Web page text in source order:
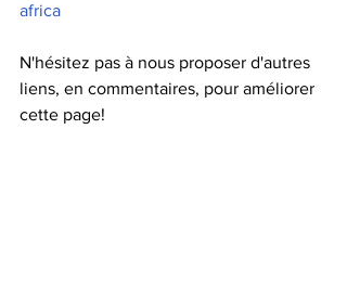
africa
N'hésitez pas à nous proposer d'autres
liens, en commentaires, pour améliorer
cette page!